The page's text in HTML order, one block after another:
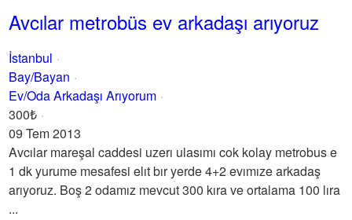
Avcılar metrobüs ev arkadaşı arıyoruz
İstanbul
Bay/Bayan
Ev/Oda Arkadaşı Arıyorum
300₺
09 Tem 2013
Avcılar mareşal caddesi uzerı ulasımı cok kolay metrobus e
1 dk yurume mesafesi elıt bır yerde 4+2 evımıze arkadaş
arıyoruz. Boş 2 odamız mevcut 300 kıra ve ortalama 100 lıra
...